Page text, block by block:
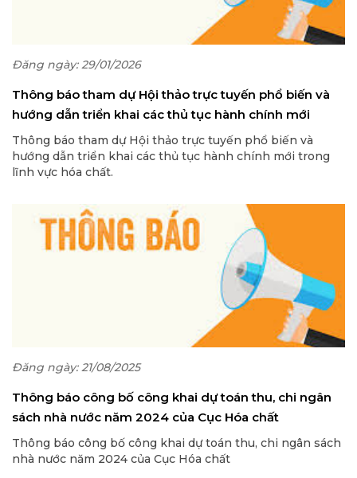
Đăng ngày: 29/01/2026
Thông báo tham dự Hội thảo trực tuyến phổ biến và
hướng dẫn triển khai các thủ tục hành chính mới
trong lĩnh vực hóa chất
Thông báo tham dự Hội thảo trực tuyến phổ biến và
hướng dẫn triển khai các thủ tục hành chính mới trong
lĩnh vực hóa chất.
Đăng ngày: 21/08/2025
Thông báo công bố công khai dự toán thu, chi ngân
sách nhà nước năm 2024 của Cục Hóa chất
Thông báo công bố công khai dự toán thu, chi ngân sách
nhà nước năm 2024 của Cục Hóa chất